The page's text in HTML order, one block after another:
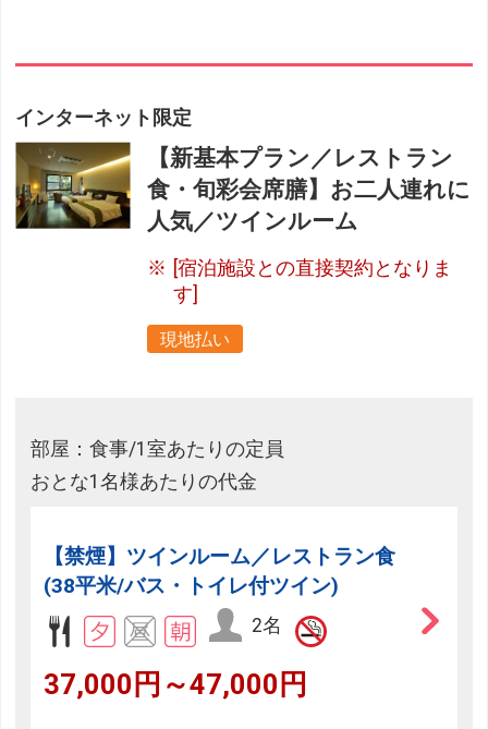
インターネット限定
【新基本プラン／レストラン
食・旬彩会席膳】お二人連れに
人気／ツインルーム
[宿泊施設との直接契約となりま
す]
現地払い
部屋：食事/1室あたりの定員
おとな1名様あたりの代金
【禁煙】ツインルーム／レストラン食
(38平米/バス・トイレ付ツイン)
2名
37,000円～47,000円